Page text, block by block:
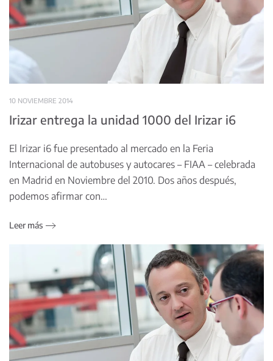
10 NOVIEMBRE 2014
Irizar entrega la unidad 1000 del Irizar i6
El Irizar i6 fue presentado al mercado en la Feria
Internacional de autobuses y autocares – FIAA – celebrada
en Madrid en Noviembre del 2010. Dos años después,
podemos afirmar con…
Leer más